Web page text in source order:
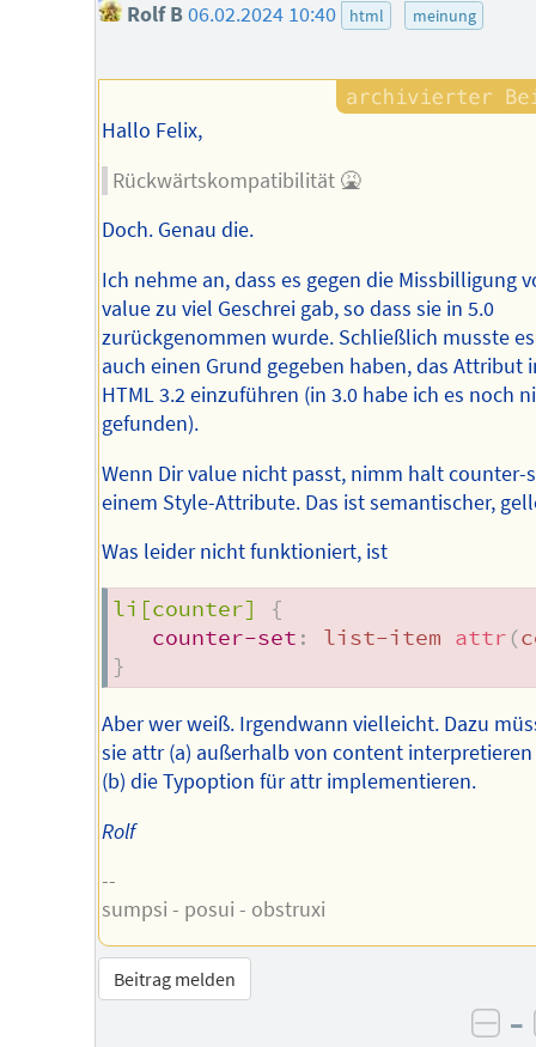
Rolf B06.02.2024 10:40 html meinung
Hallo Felix,
Rückwärtskompatibilität 🤮
Doch. Genau die.
Ich nehme an, dass es gegen die Missbilligung
value zu viel Geschrei gab, so dass sie in 5.0
zurückgenommen wurde. Schließlich musste
auch einen Grund gegeben haben, das Attribut
HTML 3.2 einzuführen (in 3.0 habe ich es noch
gefunden).
Wenn Dir value nicht passt, nimm halt counter-
einem Style-Attribute. Das ist semantischer,
Was leider nicht funktioniert, ist
li[counter]
{
counter-set : list-item attr (
}
Aber wer weiß. Irgendwann vielleicht. Dazu
sie attr (a) außerhalb von content
(b) die Typoption für attr implementieren.
Rolf
--
sumpsi - posui - obstruxi
Beitrag melden
–